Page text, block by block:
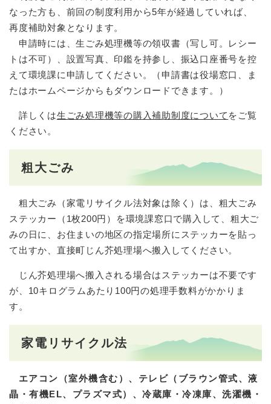
なった方も、前回の制度利用から5年が経過していれば、
再度補助対象となります。
申請時には、生ごみ処理機等の領収書（写し可。レシー
トは不可）、設置写真、印鑑を持参し、振込口座番号を控
えて環境課に申請してください。（申請書は役場窓口、ま
たはホームページからもダウンロードできます。）
詳しくは生ごみ処理機等の購入補助制度について をご覧
ください。
粗大ごみ
粗大ごみ（家電リサイクル法対象は除く）は、粗大ごみ
ステッカー（1枚200円）を環境課窓口で購入して、粗大ご
みの日に、お住まいの地区の指定場所にステッカーを貼っ
て出すか、直接町じん芥処理場へ搬入してください。
じん芥処理場へ搬入される場合はステッカーは不要です
が、10キログラムあたり100円の処理手数料がかかりま
す。
家電リサイクル法
エアコン（室外機含む）、テレビ（ブラウン管式、液
晶・有機EL、プラズマ式）、冷蔵庫・冷凍庫、洗濯機・